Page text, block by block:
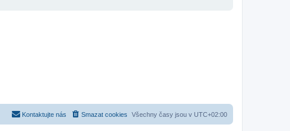
Všechny časy jsou v UTC+02:00
Smazat cookies
Kontaktujte nás